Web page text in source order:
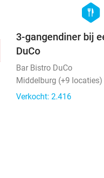
hexagon
food
3-gangendiner bij
DuCo
Bar Bistro DuCo
Middelburg (+9 locaties)
Verkocht: 2.416